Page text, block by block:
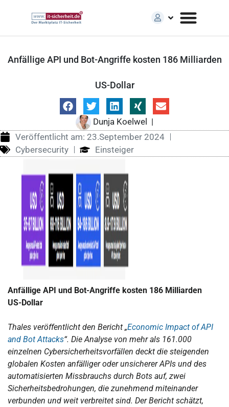
Anfällige API und Bot-Angriffe kosten 186 Milliarden
US-Dollar
Dunja Koelwel
|
Veröffentlicht am: 23.September 2024
Cybersecurity
Einsteiger
Anfällige API und Bot-Angriffe kosten 186 Milliarden
US-Dollar
Thales veröffentlicht den Bericht „Economic Impact of API
and Bot Attacks“. Die Analyse von mehr als 161.000
einzelnen Cybersicherheitsvorfällen deckt die steigenden
globalen Kosten anfälliger oder unsicherer APIs und des
automatisierten Missbrauchs durch Bots auf, zwei
Sicherheitsbedrohungen, die zunehmend miteinander
verbunden und weit verbreitet sind. Der Bericht schätzt,